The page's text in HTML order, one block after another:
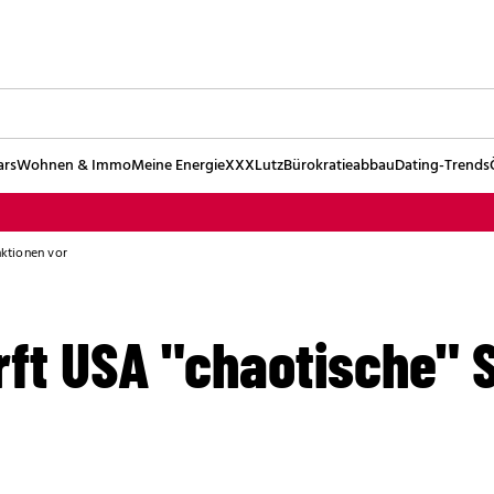
Wohnen & ImmoMeine EnergieXXXLutzBürokratieabbauDating-Trends
vor
USA "chaotische"